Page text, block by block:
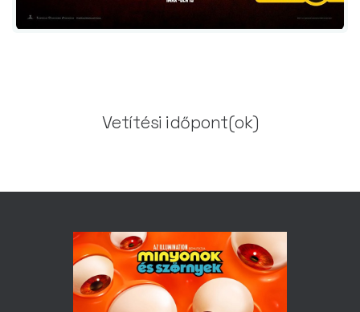
Vetítési időpont(ok)